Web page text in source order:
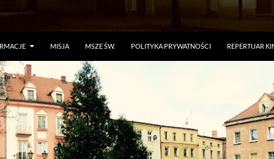
MISJA MSZE ŚW. POLITYKA PRYWATNOŚCI REPERTUAR